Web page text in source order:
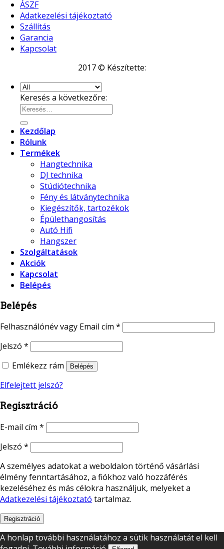
ÁSZF
Adatkezelési tájékoztató
Szállítás
Garancia
Kapcsolat
2017 © Készítette:
Keresés a következőre:
Kezdőlap
Rólunk
Termékek
Hangtechnika
DJ technika
Stúdiótechnika
Fény és látványtechnika
Kiegészítők, tartozékok
Épülethangosítás
Autó Hifi
Hangszer
Szolgáltatások
Akciók
Kapcsolat
Belépés
Belépés
Felhasználónév vagy Email cím *
Jelszó *
Emlékezz rám
Belépés
Elfelejtett jelszó?
Regisztráció
E-mail cím *
Jelszó *
A személyes adatokat a weboldalon történő vásárlási
élmény fenntartásához, a fiókhoz való hozzáférés
kezeléséhez és más célokra használjuk, melyeket a
Adatkezelési tájékoztató tartalmaz.
Regisztráció
A honlap további használatához a sütik használatát el kell